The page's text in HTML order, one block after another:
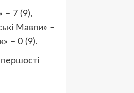
– 7 (9),
Мавпи» –
– 0 (9).